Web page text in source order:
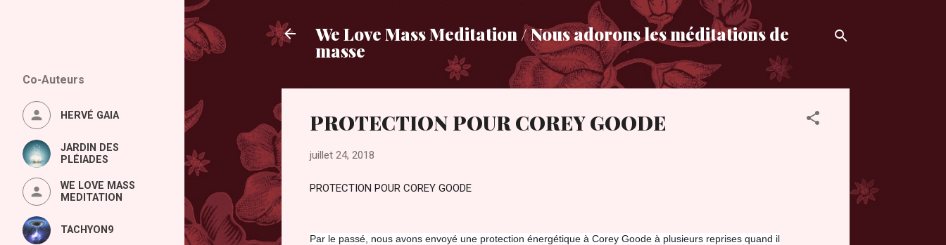
We Love Mass Meditation / Nous adorons les méditations de
masse
PROTECTION POUR COREY GOODE
juillet 24, 2018
PROTECTION POUR COREY GOODE
Par le passé, nous avons envoyé une protection énergétique à Corey Goode à plusieurs reprises quand il
Co-Auteurs
HERVÉ GAIA
JARDIN DES
PLÉIADES
WE LOVE MASS
MEDITATION
TACHYON9